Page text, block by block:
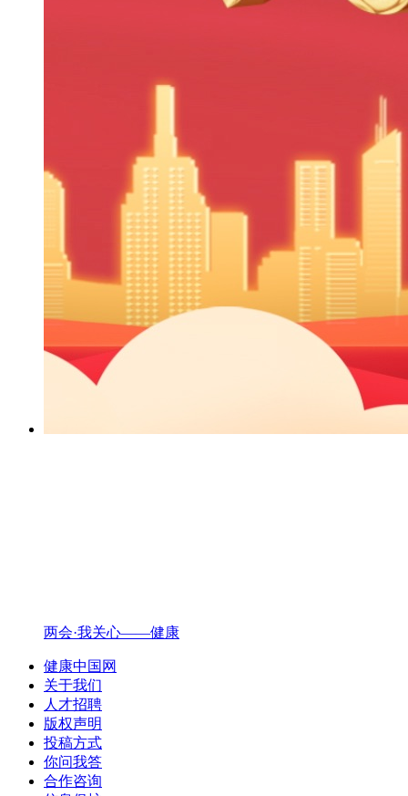
两会·我关心——健康
健康中国网
关于我们
人才招聘
版权声明
投稿方式
你问我答
合作咨询